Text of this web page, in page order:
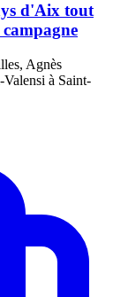
d'Aix tout
Agnès
à Saint-